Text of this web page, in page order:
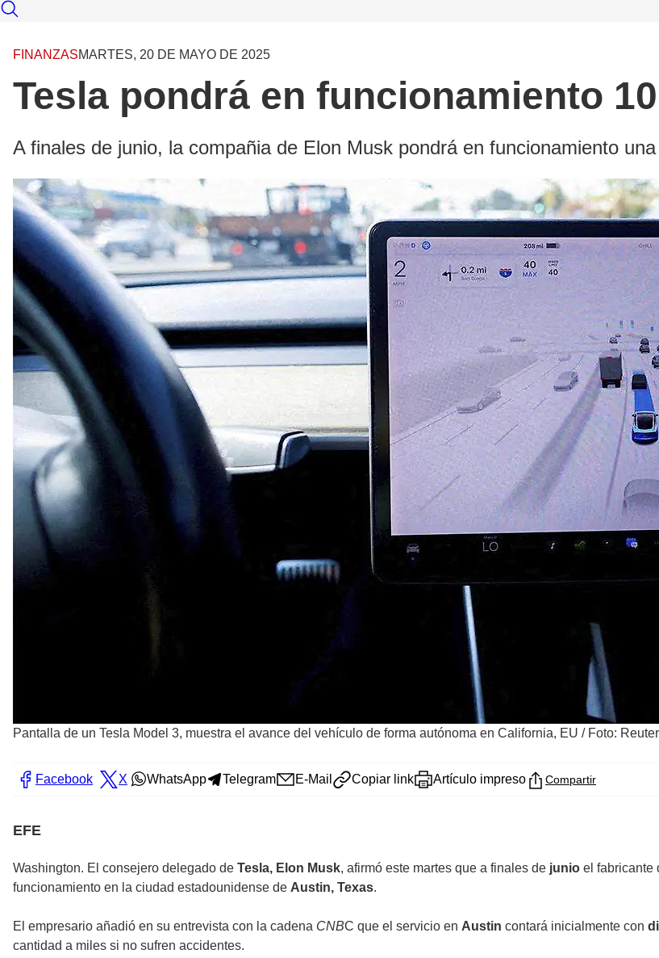
FINANZASMARTES, 20 DE MAYO DE 2025
Tesla pondrá en funcionamiento
A finales de junio, la compañia de Elon Musk pondrá en funcionamiento
Pantalla de un Tesla Model 3, muestra el avance del vehículo de forma autónoma en California, EU / Foto:
Facebook X WhatsApp Telegram E-Mail Copiar link Artículo impreso Compartir
EFE
Washington. El consejero delegado de Tesla, Elon Musk, afirmó este martes que a finales de junio el fabricante
funcionamiento en la ciudad estadounidense de Austin, Texas.
El empresario añadió en su entrevista con la cadena CNBC que el servicio en Austin contará inicialmente con
cantidad a miles si no sufren accidentes.